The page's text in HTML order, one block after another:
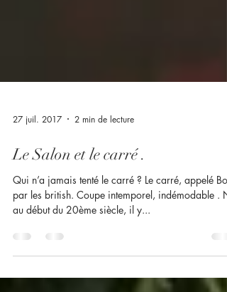
27 juil. 2017 2 min de lecture
Le Salon et le carré .
Qui n’a jamais tenté le carré ? Le carré, appelé Bob
par les british. Coupe intemporel, indémodable . Né